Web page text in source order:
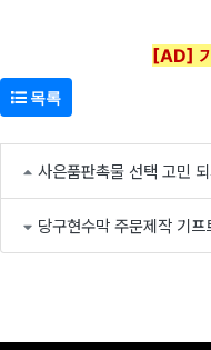
[AD]
목록
사은품판촉물 선택 고민
당구현수막 주문제작 기